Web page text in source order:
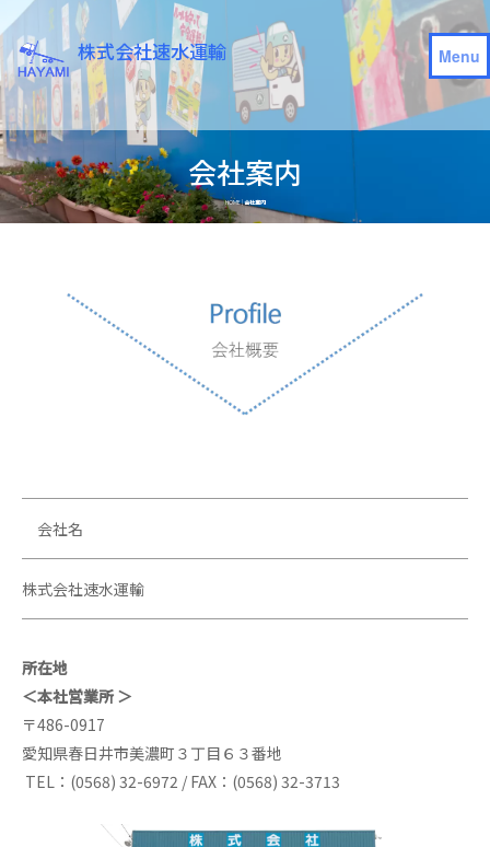
株式会社速水運輸
会社案内
HOME| 会社案内
会社名
株式会社速水運輸
所在地
＜本社営業所 ＞
〒486-0917
愛知県春日井市美濃町３丁目６３番地
TEL：(0568) 32-6972 / FAX：(0568) 32-3713